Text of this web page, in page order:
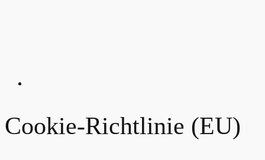
Cookie-Richtlinie (EU)